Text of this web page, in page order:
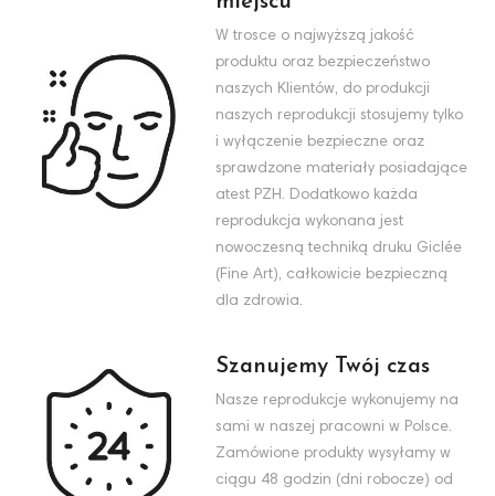
W trosce o najwyższą jakość
produktu oraz bezpieczeństwo
naszych Klientów, do produkcji
naszych reprodukcji stosujemy tylko
i wyłączenie bezpieczne oraz
sprawdzone materiały posiadające
atest PZH. Dodatkowo każda
reprodukcja wykonana jest
nowoczesną techniką druku Giclée
(Fine Art), całkowicie bezpieczną
dla zdrowia.
Szanujemy Twój czas
Nasze reprodukcje wykonujemy na
sami w naszej pracowni w Polsce.
Zamówione produkty wysyłamy w
ciągu 48 godzin (dni robocze) od